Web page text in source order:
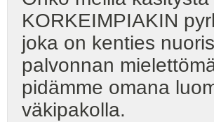
KORKEIMPIAKIN
joka on kenties
palvonnan
pidämme omana
väkipakolla.